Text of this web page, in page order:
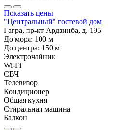
Показать цены
"Центральный" гостевой дом
Гагра, пр-кт Ардзинба, д. 195
До моря: 100 м
До центра: 150 м
Электрочайник
Wi-Fi
СВЧ
Телевизор
Кондиционер
Общая кухня
Стиральная машина
Балкон